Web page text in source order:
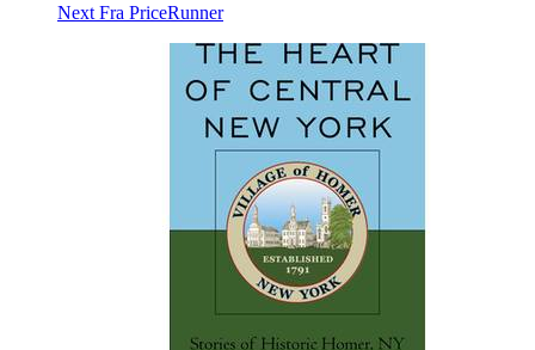
Next Fra PriceRunner